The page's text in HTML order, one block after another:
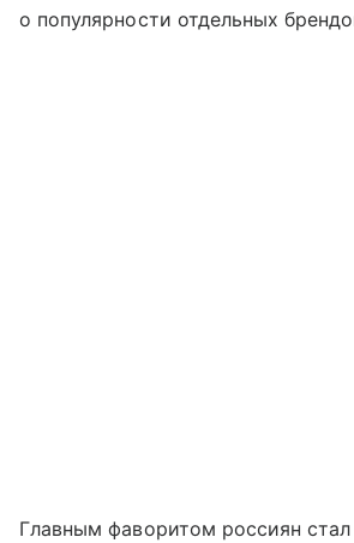
о популярности отдельных
Главным фаворитом россиян